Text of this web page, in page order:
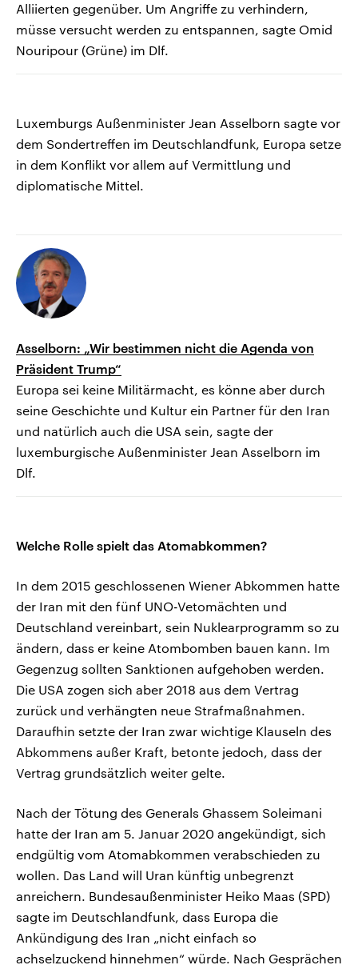
Alliierten gegenüber. Um Angriffe zu verhindern,
müsse versucht werden zu entspannen, sagte Omid
Nouripour (Grüne) im Dlf.
Luxemburgs Außenminister Jean Asselborn sagte vor
dem Sondertreffen im Deutschlandfunk, Europa setze
in dem Konflikt vor allem auf Vermittlung und
diplomatische Mittel.
Asselborn: „Wir bestimmen nicht die Agenda von
Präsident Trump“
Europa sei keine Militärmacht, es könne aber durch
seine Geschichte und Kultur ein Partner für den Iran
und natürlich auch die USA sein, sagte der
luxemburgische Außenminister Jean Asselborn im
Dlf.
Welche Rolle spielt das Atomabkommen?
In dem 2015 geschlossenen Wiener Abkommen hatte
der Iran mit den fünf UNO-Vetomächten und
Deutschland vereinbart, sein Nuklearprogramm so zu
ändern, dass er keine Atombomben bauen kann. Im
Gegenzug sollten Sanktionen aufgehoben werden.
Die USA zogen sich aber 2018 aus dem Vertrag
zurück und verhängten neue Strafmaßnahmen.
Daraufhin setzte der Iran zwar wichtige Klauseln des
Abkommens außer Kraft, betonte jedoch, dass der
Vertrag grundsätzlich weiter gelte.
Nach der Tötung des Generals Ghassem Soleimani
hatte der Iran am 5. Januar 2020 angekündigt, sich
endgültig vom Atomabkommen verabschieden zu
wollen. Das Land will Uran künftig unbegrenzt
anreichern. Bundesaußenminister Heiko Maas (SPD)
sagte im Deutschlandfunk, dass Europa die
Ankündigung des Iran „nicht einfach so
achselzuckend hinnehmen“ würde. Nach Gesprächen